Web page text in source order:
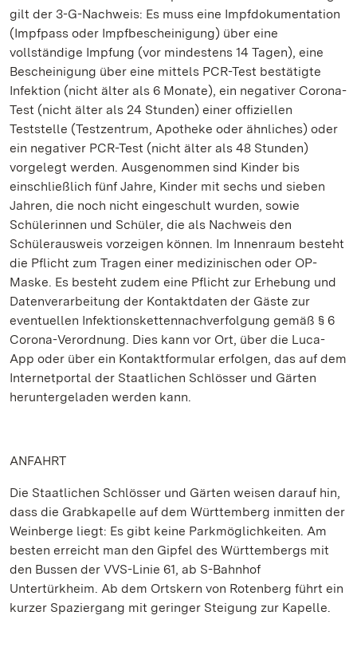
gilt der 3-G-Nachweis: Es muss eine Impfdokumentation
(Impfpass oder Impfbescheinigung) über eine
vollständige Impfung (vor mindestens 14 Tagen), eine
Bescheinigung über eine mittels PCR-Test bestätigte
Infektion (nicht älter als 6 Monate), ein negativer Corona-
Test (nicht älter als 24 Stunden) einer offiziellen
Teststelle (Testzentrum, Apotheke oder ähnliches) oder
ein negativer PCR-Test (nicht älter als 48 Stunden)
vorgelegt werden. Ausgenommen sind Kinder bis
einschließlich fünf Jahre, Kinder mit sechs und sieben
Jahren, die noch nicht eingeschult wurden, sowie
Schülerinnen und Schüler, die als Nachweis den
Schülerausweis vorzeigen können. Im Innenraum besteht
die Pflicht zum Tragen einer medizinischen oder OP-
Maske. Es besteht zudem eine Pflicht zur Erhebung und
Datenverarbeitung der Kontaktdaten der Gäste zur
eventuellen Infektionskettennachverfolgung gemäß § 6
Corona-Verordnung. Dies kann vor Ort, über die Luca-
App oder über ein Kontaktformular erfolgen, das auf dem
Internetportal der Staatlichen Schlösser und Gärten
heruntergeladen werden kann.
ANFAHRT
Die Staatlichen Schlösser und Gärten weisen darauf hin,
dass die Grabkapelle auf dem Württemberg inmitten der
Weinberge liegt: Es gibt keine Parkmöglichkeiten. Am
besten erreicht man den Gipfel des Württembergs mit
den Bussen der VVS-Linie 61, ab S-Bahnhof
Untertürkheim. Ab dem Ortskern von Rotenberg führt ein
kurzer Spaziergang mit geringer Steigung zur Kapelle.